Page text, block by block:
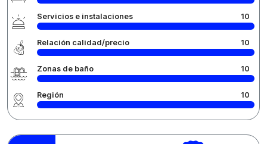
Servicios e instalaciones 10
Relación calidad/precio 10
Zonas de baño 10
Región 10